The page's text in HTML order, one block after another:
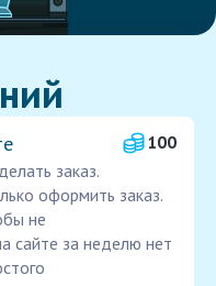
100
заказ.
оформить заказ.
не
сайте за неделю нет